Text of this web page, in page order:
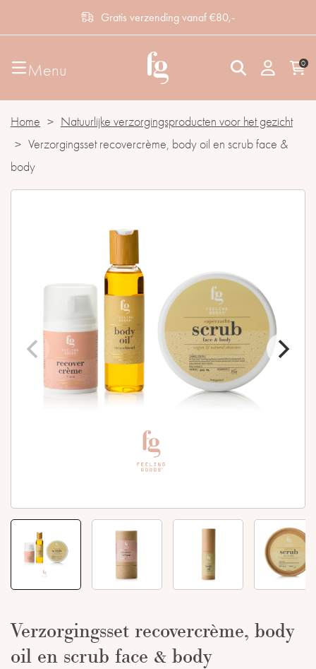
Gratis verzending vanaf €80,-
Menu 0
Home > Natuurlijke verzorgingsproducten voor het gezicht
> Verzorgingsset recovercrème, body oil en scrub face &
body
Verzorgingsset recovercrème, body
oil en scrub face & body